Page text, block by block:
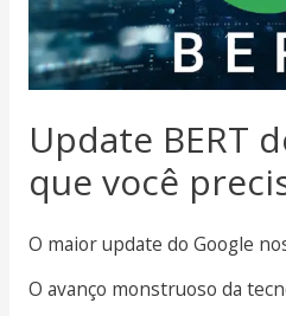
Update BERT
que você
O maior update do Google
O avanço monstruoso da